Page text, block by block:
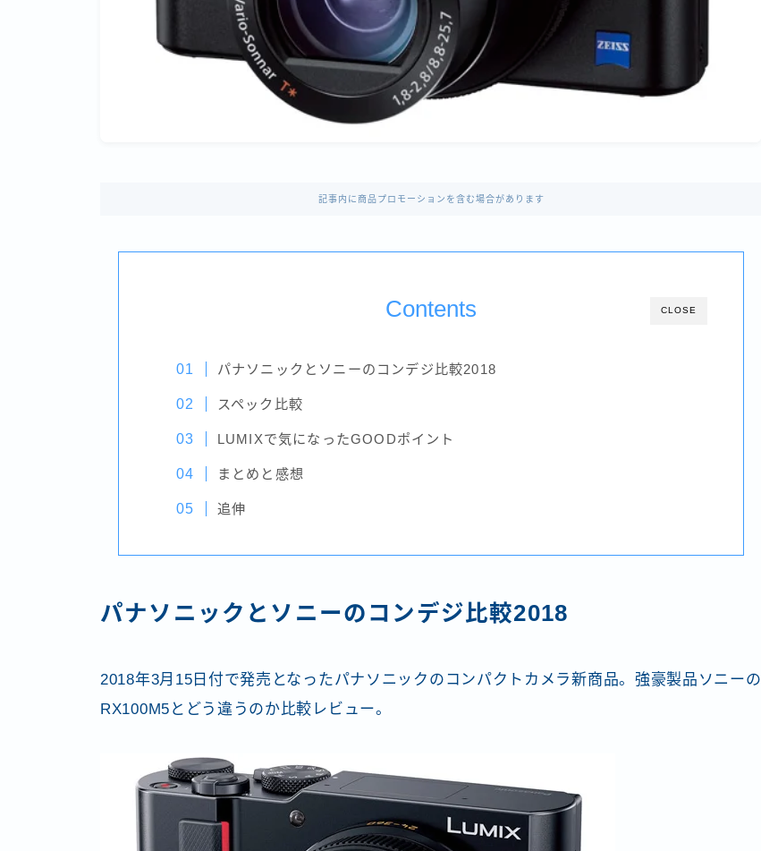
記事内に商品プロモーションを含む場合があります
CLOSE
Contents
パナソニックとソニーのコンデジ比較2018
スペック比較
LUMIXで気になったGOODポイント
まとめと感想
追伸
パナソニックとソニーのコンデジ比較2018
2018年3月15日付で発売となったパナソニックのコンパクトカメラ新商品。強豪製品ソニーの
RX100M5とどう違うのか比較レビュー。